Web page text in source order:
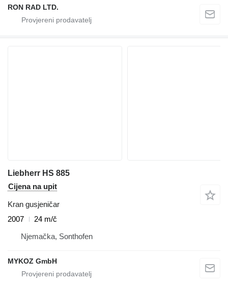
RON RAD LTD.
Liebherr HS 885
Cijena na upit
Kran gusjeničar
2007
24 m/č
Njemačka, Sonthofen
MYKOZ GmbH